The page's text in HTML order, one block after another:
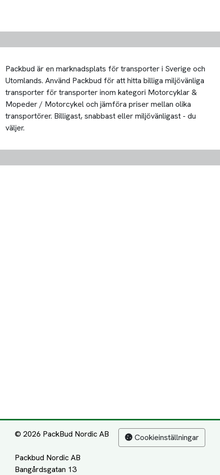
Packbud är en marknadsplats för transporter i Sverige och
Utomlands. Använd Packbud för att hitta billiga miljövänliga
transporter för transporter inom kategori Motorcyklar &
Mopeder / Motorcykel och jämföra priser mellan olika
transportörer. Billigast, snabbast eller miljövänligast - du
väljer.
© 2026 PackBud Nordic AB
Packbud Nordic AB
Bangårdsgatan 13
Cookieinställningar